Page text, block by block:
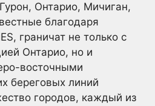
Онтарио, Мичиган,
благодаря
граничат не только с
Онтарио, но и
восточными
береговых линий
городов, каждый из